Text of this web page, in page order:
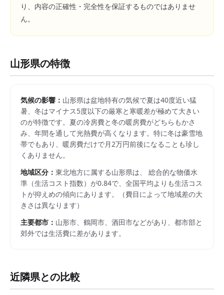
り、内容の正確性・完全性を保証するものではありませ
ん。
山形県の特徴
気候の影響： 山形県は盆地特有の気候で夏は40度近い猛
暑、冬はマイナス5度以下の厳寒と寒暖差が極めて大きい
のが特徴です。夏の冷房費と冬の暖房費がどちらもかさ
み、年間を通して光熱費が高くなります。特に冬は豪雪地
帯でもあり、暖房費だけで月2万円前後になることも珍し
くありません。
地域区分： 東北地方に属する山形県は、 総合的な物価水
準（生活コスト指数）が0.84で、 全国平均よりも生活コス
トが抑えめの傾向にあります。
（費目によって地域差の大
きさは異なります）
主要都市： 山形市、鶴岡市、酒田市などがあり、都市部と
郊外では生活費に差があります。
近隣県との比較